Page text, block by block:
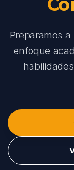
Preparamos
enfoque